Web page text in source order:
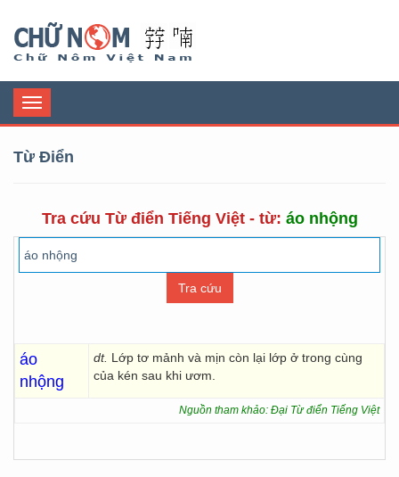
Toggle
navigation
Từ Điển
Tra cứu Từ điển Tiếng Việt - từ: áo nhộng
áo
nhộng
dt. Lớp tơ mảnh và mịn còn lại lớp ở trong cùng
của kén sau khi ươm.
Nguồn tham khảo: Đại Từ điển Tiếng Việt